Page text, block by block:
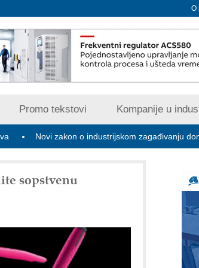
O
Promo tekstovi Kompanije u
zakon o industrijskom zagađivanju donosi
sopstvenu